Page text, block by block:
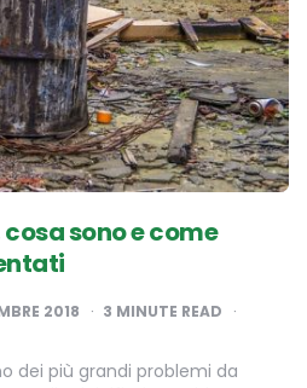
sono e come
2018 3 MINUTE READ
dei più grandi problemi da